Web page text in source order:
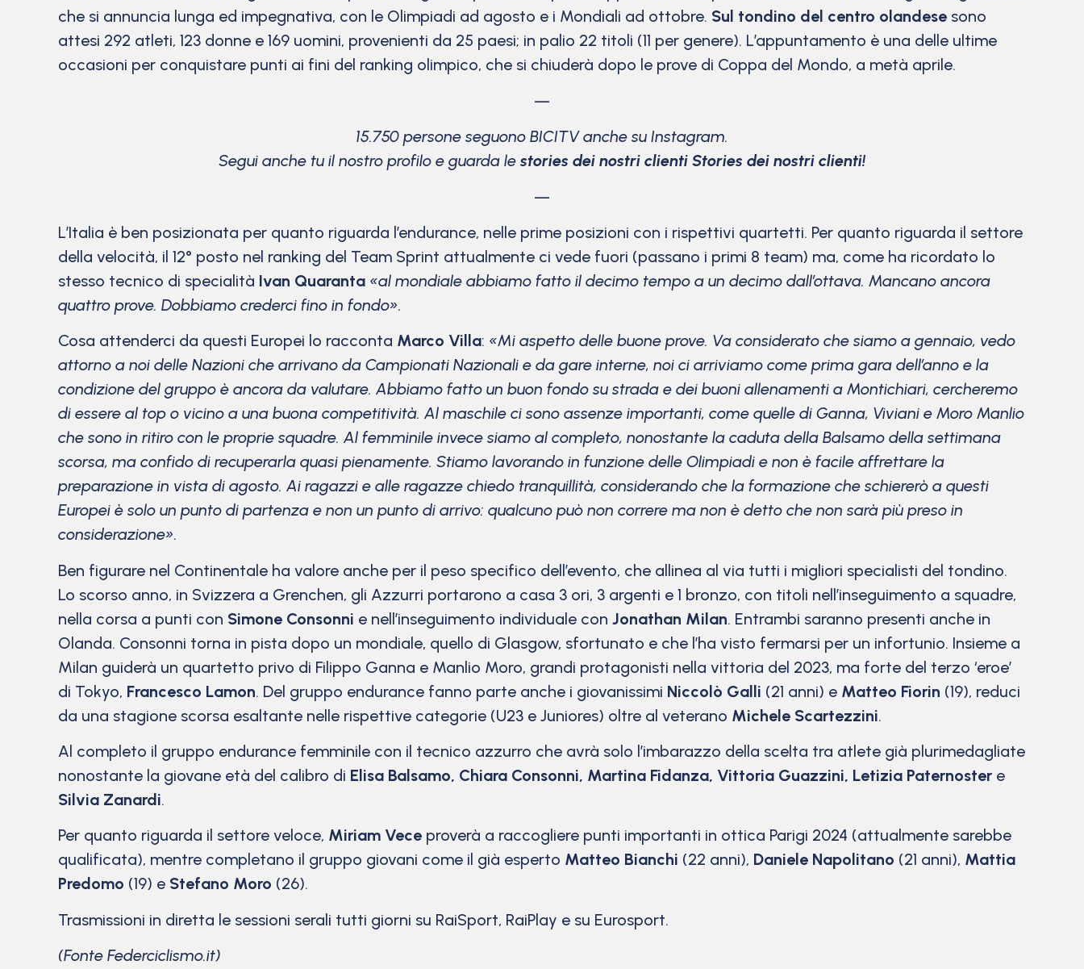
che si annuncia lunga ed impegnativa, con le Olimpiadi ad agosto e i Mondiali ad ottobre. Sul tondino del centro olandese sono
attesi 292 atleti, 123 donne e 169 uomini, provenienti da 25 paesi; in palio 22 titoli (11 per genere). L’appuntamento è una delle ultime
occasioni per conquistare punti ai fini del ranking olimpico, che si chiuderà dopo le prove di Coppa del Mondo, a metà aprile.
—
15.750 persone seguono BICITV anche su Instagram.
Segui anche tu il nostro profilo e guarda le stories dei nostri clienti Stories dei nostri clienti!
—
L’Italia è ben posizionata per quanto riguarda l’endurance, nelle prime posizioni con i rispettivi quartetti. Per quanto riguarda il settore
della velocità, il 12° posto nel ranking del Team Sprint attualmente ci vede fuori (passano i primi 8 team) ma, come ha ricordato lo
stesso tecnico di specialità Ivan Quaranta «al mondiale abbiamo fatto il decimo tempo a un decimo dall’ottava. Mancano ancora
quattro prove. Dobbiamo crederci fino in fondo».
Cosa attenderci da questi Europei lo racconta Marco Villa: «Mi aspetto delle buone prove. Va considerato che siamo a gennaio, vedo
attorno a noi delle Nazioni che arrivano da Campionati Nazionali e da gare interne, noi ci arriviamo come prima gara dell’anno e la
condizione del gruppo è ancora da valutare. Abbiamo fatto un buon fondo su strada e dei buoni allenamenti a Montichiari, cercheremo
di essere al top o vicino a una buona competitività. Al maschile ci sono assenze importanti, come quelle di Ganna, Viviani e Moro Manlio
che sono in ritiro con le proprie squadre. Al femminile invece siamo al completo, nonostante la caduta della Balsamo della settimana
scorsa, ma confido di recuperarla quasi pienamente. Stiamo lavorando in funzione delle Olimpiadi e non è facile affrettare la
preparazione in vista di agosto. Ai ragazzi e alle ragazze chiedo tranquillità, considerando che la formazione che schiererò a questi
Europei è solo un punto di partenza e non un punto di arrivo: qualcuno può non correre ma non è detto che non sarà più preso in
considerazione».
Ben figurare nel Continentale ha valore anche per il peso specifico dell’evento, che allinea al via tutti i migliori specialisti del tondino.
Lo scorso anno, in Svizzera a Grenchen, gli Azzurri portarono a casa 3 ori, 3 argenti e 1 bronzo, con titoli nell’inseguimento a squadre,
nella corsa a punti con Simone Consonni e nell’inseguimento individuale con Jonathan Milan. Entrambi saranno presenti anche in
Olanda. Consonni torna in pista dopo un mondiale, quello di Glasgow, sfortunato e che l’ha visto fermarsi per un infortunio. Insieme a
Milan guiderà un quartetto privo di Filippo Ganna e Manlio Moro, grandi protagonisti nella vittoria del 2023, ma forte del terzo ‘eroe’
di Tokyo, Francesco Lamon. Del gruppo endurance fanno parte anche i giovanissimi Niccolò Galli (21 anni) e Matteo Fiorin (19), reduci
da una stagione scorsa esaltante nelle rispettive categorie (U23 e Juniores) oltre al veterano Michele Scartezzini.
Al completo il gruppo endurance femminile con il tecnico azzurro che avrà solo l’imbarazzo della scelta tra atlete già plurimedagliate
nonostante la giovane età del calibro di Elisa Balsamo, Chiara Consonni, Martina Fidanza, Vittoria Guazzini, Letizia Paternoster e
Silvia Zanardi.
Per quanto riguarda il settore veloce, Miriam Vece proverà a raccogliere punti importanti in ottica Parigi 2024 (attualmente sarebbe
qualificata), mentre completano il gruppo giovani come il già esperto Matteo Bianchi (22 anni), Daniele Napolitano (21 anni), Mattia
Predomo (19) e Stefano Moro (26).
Trasmissioni in diretta le sessioni serali tutti giorni su RaiSport, RaiPlay e su Eurosport.
(Fonte Federciclismo.it)